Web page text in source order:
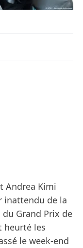
Andrea Kimi
inattendu de la
Grand Prix de
heurté les
le week-end